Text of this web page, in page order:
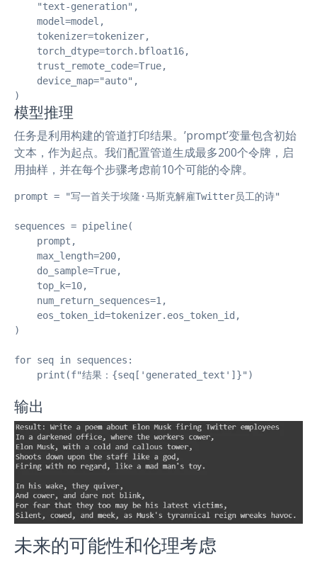
    "text-generation",
    model=model,
    tokenizer=tokenizer,
    torch_dtype=torch.bfloat16,
    trust_remote_code=True,
    device_map="auto",
)
模型推理
任务是利用构建的管道打印结果。’prompt’变量包含初始
文本，作为起点。我们配置管道生成最多200个令牌，启
用抽样，并在每个步骤考虑前10个可能的令牌。
prompt = "写一首关于埃隆·马斯克解雇Twitter员工的诗"
sequences = pipeline(
    prompt,
    max_length=200,
    do_sample=True,
    top_k=10,
    num_return_sequences=1,
    eos_token_id=tokenizer.eos_token_id,
)
for seq in sequences:
    print(f"结果：{seq['generated_text']}")
输出
未来的可能性和伦理考虑